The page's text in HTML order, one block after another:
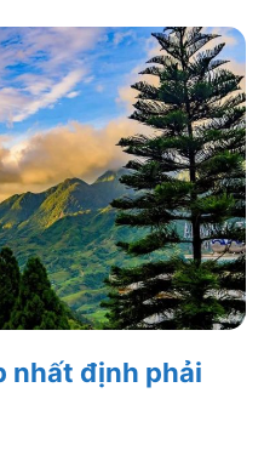
nhất định phải